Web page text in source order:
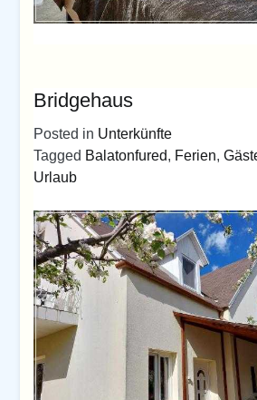
Bridgehaus
Posted in Unterkünfte
Tagged Balatonfured, Ferien,
Urlaub